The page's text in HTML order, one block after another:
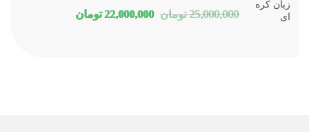
25,000,000 تومان قیمت
22,000,000 تومانقیمت